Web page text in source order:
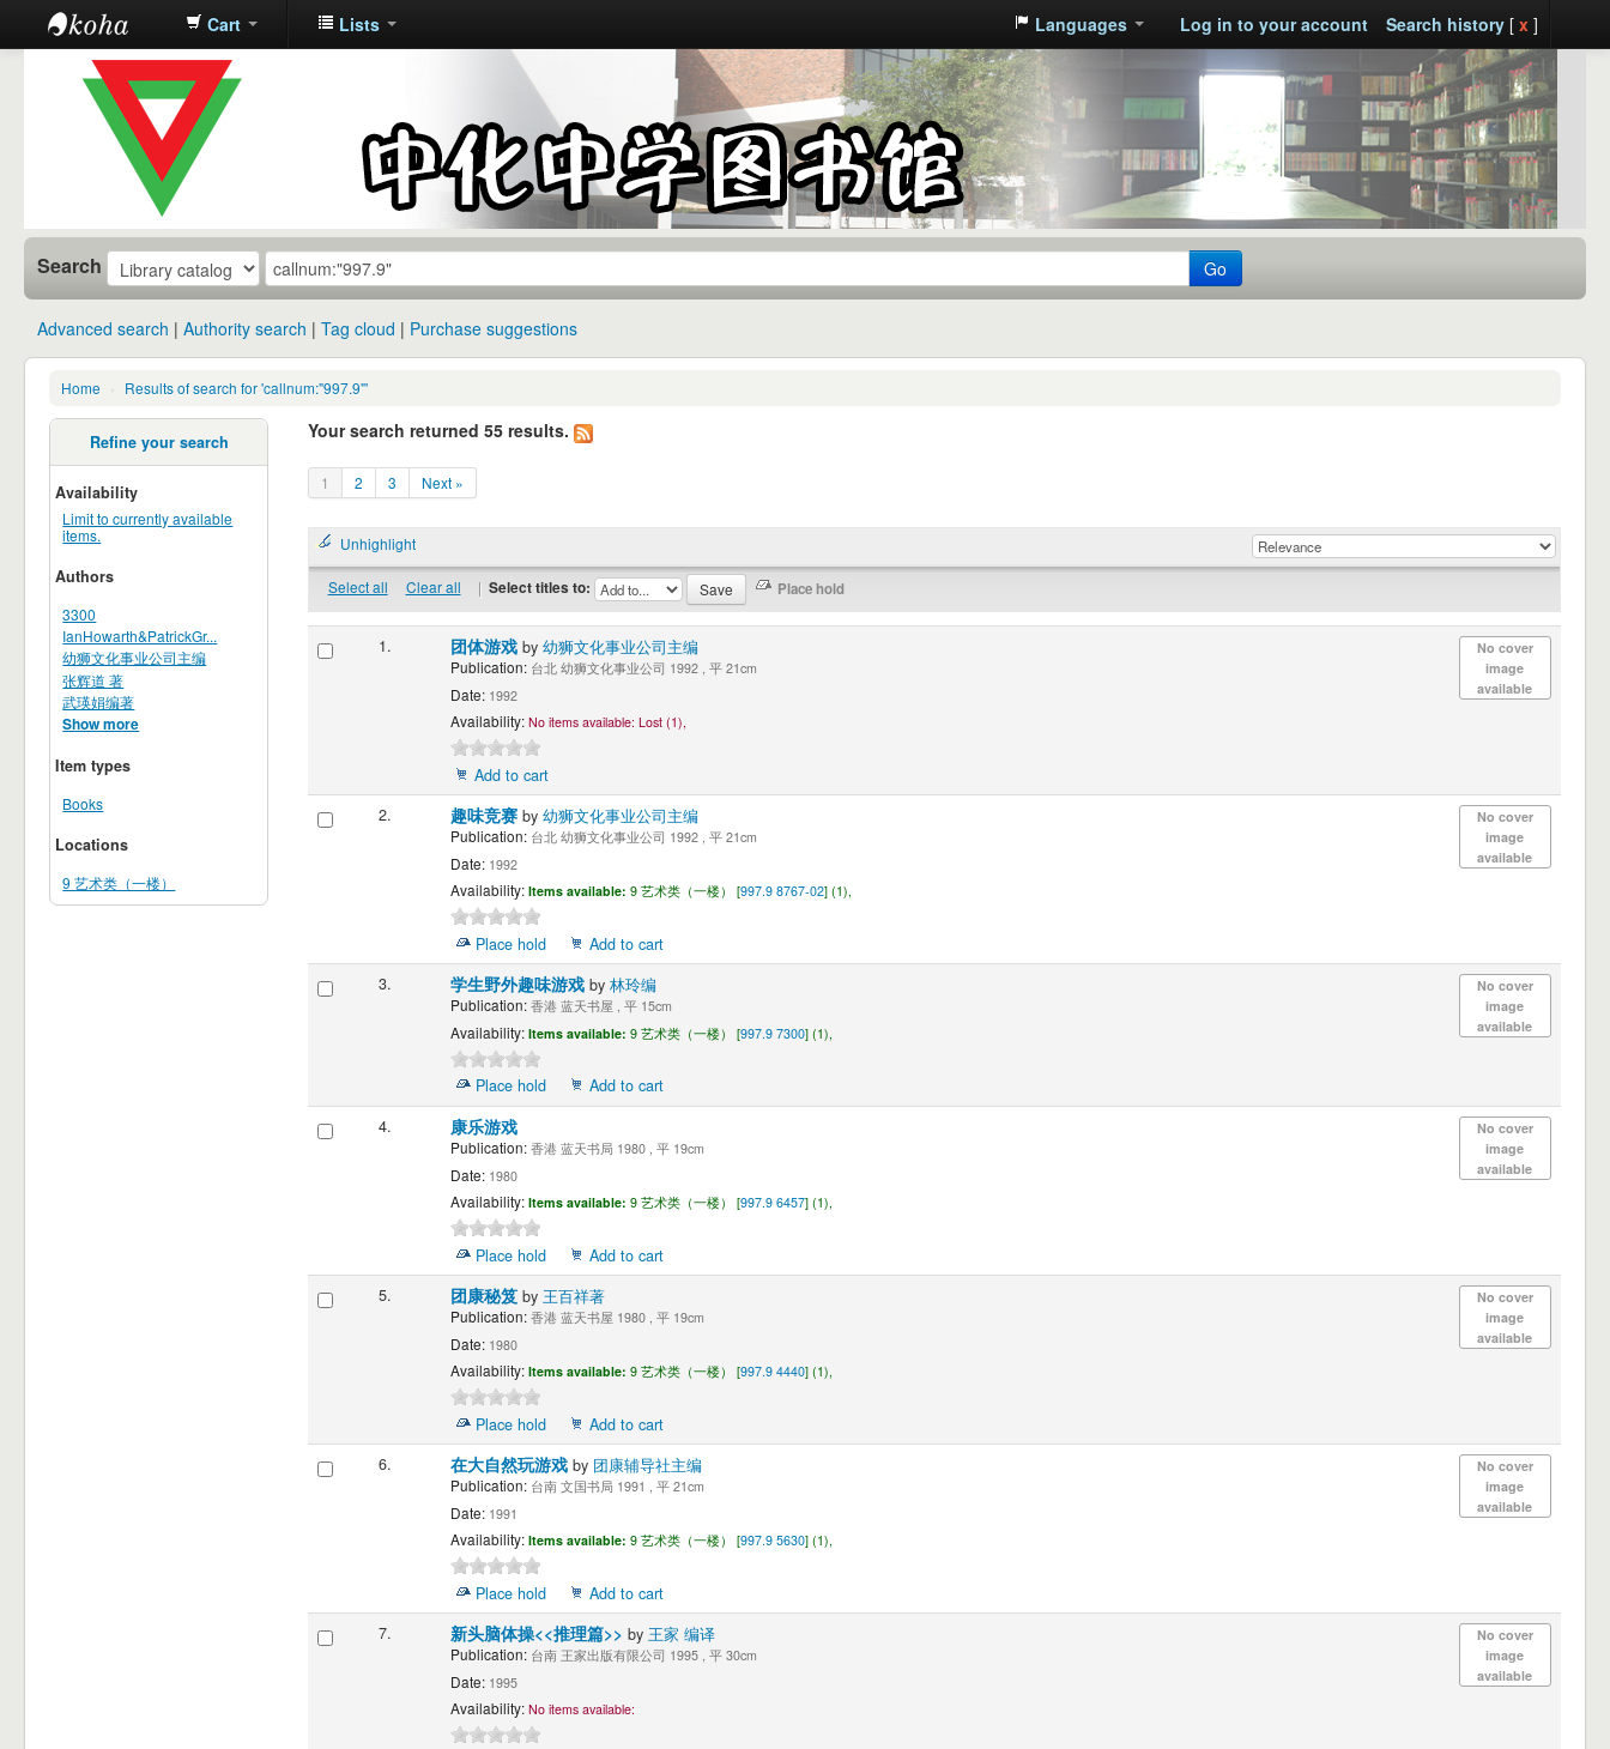
中化中学图
书馆馆藏目
Cart Lists Languages Log in to your account Search history[ x ]
Search Go
Advanced search Authority search Tag cloud Purchase suggestions
Home › Results of search for 'callnum:"997.9"'
Refine your search
Availability
Limit to currently available
items.
Authors
3300
IanHowarth&PatrickGr...
幼狮文化事业公司主编
张辉道 著
武瑛娟编著
Show more
Item types
Books
Locations
9 艺术类（一楼）
Your search returned 55 results.
1 2 3 Next »
Unhighlight
Select all Clear all | Select titles to:
1.
No cover
image
available
团体游戏 by 幼狮文化事业公司主编
Publication:台北 幼狮文化事业公司 1992 , 平 21cm
Date:1992
Availability: No items available: Lost (1),
Add to cart
2.
No cover
image
available
趣味竞赛 by 幼狮文化事业公司主编
Publication:台北 幼狮文化事业公司 1992 , 平 21cm
Date:1992
Availability: Items available: 9 艺术类（一楼） [997.9 8767-02] (1),
Place hold
Add to cart
3.
No cover
image
available
学生野外趣味游戏 by 林玲编
Publication:香港 蓝天书屋 , 平 15cm
Availability: Items available: 9 艺术类（一楼） [997.9 7300] (1),
Place hold
Add to cart
4.
No cover
image
available
康乐游戏
Publication:香港 蓝天书局 1980 , 平 19cm
Date:1980
Availability: Items available: 9 艺术类（一楼） [997.9 6457] (1),
Place hold
Add to cart
5.
No cover
image
available
团康秘笈 by 王百祥著
Publication:香港 蓝天书屋 1980 , 平 19cm
Date:1980
Availability: Items available: 9 艺术类（一楼） [997.9 4440] (1),
Place hold
Add to cart
6.
No cover
image
available
在大自然玩游戏 by 团康辅导社主编
Publication:台南 文国书局 1991 , 平 21cm
Date:1991
Availability: Items available: 9 艺术类（一楼） [997.9 5630] (1),
Place hold
Add to cart
7.
No cover
image
available
新头脑体操<<推理篇>> by 王家 编译
Publication:台南 王家出版有限公司 1995 , 平 30cm
Date:1995
Availability: No items available: